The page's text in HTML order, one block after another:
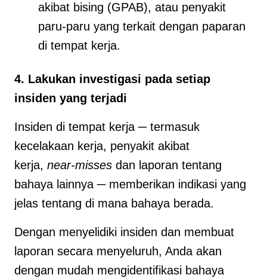
akibat bising (GPAB), atau penyakit
paru-paru yang terkait dengan paparan
di tempat kerja.
4. Lakukan investigasi pada setiap
insiden yang terjadi
Insiden di tempat kerja ─ termasuk
kecelakaan kerja, penyakit akibat
kerja, near-misses dan laporan tentang
bahaya lainnya ─ memberikan indikasi yang
jelas tentang di mana bahaya berada.
Dengan menyelidiki insiden dan membuat
laporan secara menyeluruh, Anda akan
dengan mudah mengidentifikasi bahaya